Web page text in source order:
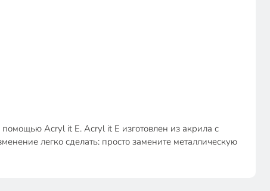
Acryl it E. Acryl it E изготовлен из акрила с
легко сделать: просто замените металлическую